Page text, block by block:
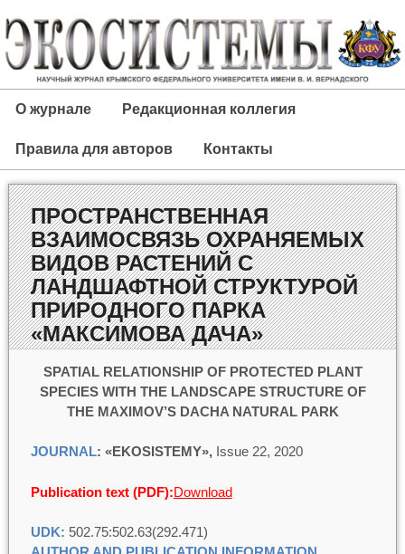
О журнале Редакционная коллегия
Правила для авторов Контакты
ПРОСТРАНСТВЕННАЯ
ВЗАИМОСВЯЗЬ ОХРАНЯЕМЫХ
ВИДОВ РАСТЕНИЙ С
ЛАНДШАФТНОЙ СТРУКТУРОЙ
ПРИРОДНОГО ПАРКА
«МАКСИМОВА ДАЧА»
SPATIAL RELATIONSHIP OF PROTECTED PLANT
SPECIES WITH THE LANDSCAPE STRUCTURE OF
THE MAXIMOV’S DACHA NATURAL PARK
JOURNAL: «EKOSISTEMY», Issue 22, 2020
Publication text (PDF):Download
UDK: 502.75:502.63(292.471)